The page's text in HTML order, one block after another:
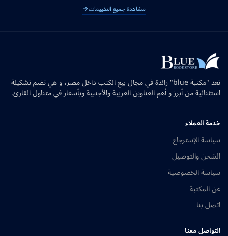
مشاهدة جميع التقييمات
تعد "مكتبة blue" رائدة في مجال بيع الكتب داخل مصر، و هي تضم تشكيلة
استثنائية من أبرز و أهم العناوين العربية والأجنبية وبأسعار في متناول القارئ.
خدمة العملاء
سياسة الإسترجاع
الشحن والتوصيل
سياسة الخصوصية
عن المكتبة
اتصل بنا
التواصل معنا